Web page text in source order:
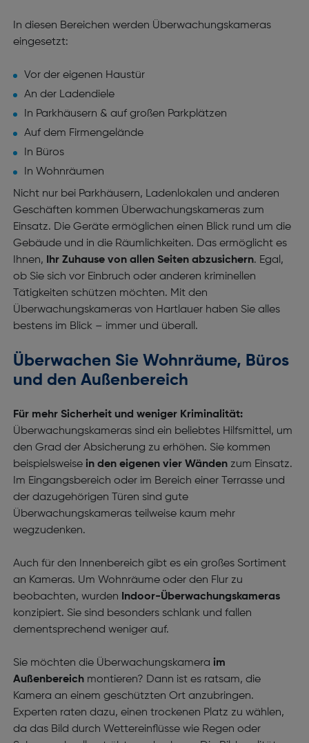
In diesen Bereichen werden Überwachungskameras
eingesetzt:
Vor der eigenen Haustür
An der Ladendiele
In Parkhäusern & auf großen Parkplätzen
Auf dem Firmengelände
In Büros
In Wohnräumen
Nicht nur bei Parkhäusern, Ladenlokalen und anderen
Geschäften kommen Überwachungskameras zum
Einsatz. Die Geräte ermöglichen einen Blick rund um die
Gebäude und in die Räumlichkeiten. Das ermöglicht es
Ihnen,
Ihr Zuhause von allen Seiten abzusichern. Egal,
ob Sie sich vor Einbruch oder anderen kriminellen
Tätigkeiten schützen möchten. Mit den
Überwachungskameras von Hartlauer haben Sie alles
bestens im Blick – immer und überall.
Überwachen Sie Wohnräume, Büros
und den Außenbereich
Für mehr Sicherheit und weniger Kriminalität:
Überwachungskameras sind ein beliebtes Hilfsmittel, um
den Grad der Absicherung zu erhöhen. Sie kommen
beispielsweise in den eigenen vier Wändenzum Einsatz.
Im Eingangsbereich oder im Bereich einer Terrasse und
der dazugehörigen Türen sind gute
Überwachungskameras teilweise kaum mehr
wegzudenken.
Auch für den Innenbereich gibt es ein großes Sortiment
an Kameras. Um Wohnräume oder den Flur zu
beobachten, wurden
Indoor-Überwachungskameras
konzipiert. Sie sind besonders schlank und fallen
dementsprechend weniger auf.
Sie möchten die Überwachungskamera im
Außenbereichmontieren? Dann ist es ratsam, die
Kamera an einem geschützten Ort anzubringen.
Experten raten dazu, einen trockenen Platz zu wählen,
da das Bild durch Wettereinflüsse wie Regen oder